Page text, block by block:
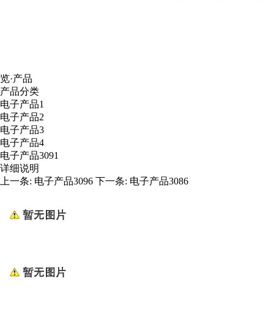
览·产品
产品分类
电子产品1
电子产品2
电子产品3
电子产品4
电子产品3091
详细说明
上一条: 电子产品3096 下一条: 电子产品3086